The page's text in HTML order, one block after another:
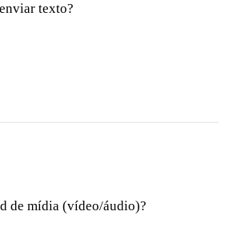
texto?
de mídia (vídeo/áudio)?